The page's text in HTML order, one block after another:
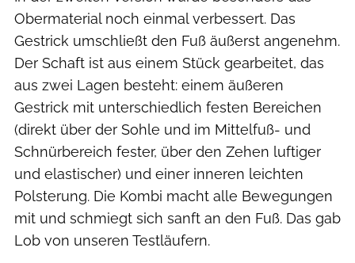
Obermaterial noch einmal verbessert. Das
Gestrick umschließt den Fuß äußerst angenehm.
Der Schaft ist aus einem Stück gearbeitet, das
aus zwei Lagen besteht: einem äußeren
Gestrick mit unterschiedlich festen Bereichen
(direkt über der Sohle und im Mittelfuß- und
Schnürbereich fester, über den Zehen luftiger
und elastischer) und einer inneren leichten
Polsterung. Die Kombi macht alle Bewegungen
mit und schmiegt sich sanft an den Fuß. Das gab
Lob von unseren Testläufern.